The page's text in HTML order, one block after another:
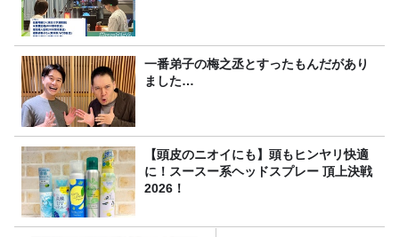
一番弟子の梅之丞とすったもんだがあり
ました…
【頭皮のニオイにも】頭もヒンヤリ快適
に！スースー系ヘッドスプレー 頂上決戦
2026！